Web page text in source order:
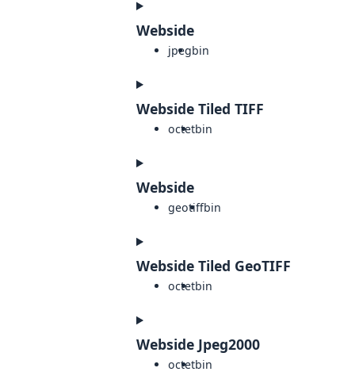
Webside
jpegbin
Webside Tiled TIFF
octetbin
Webside
geotiffbin
Webside Tiled GeoTIFF
octetbin
Webside Jpeg2000
octetbin